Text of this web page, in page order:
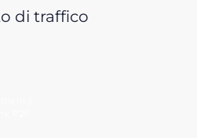
di traffico